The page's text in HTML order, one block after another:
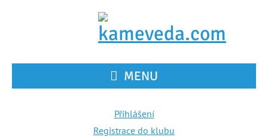
MENU
Přihlášení
Registrace do klubu